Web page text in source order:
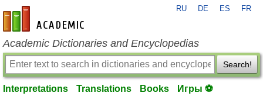
en-academic.com
RU DE ES FR
Academic Dictionaries and Encyclopedias
Search!
Interpretations Translations Books Игры ⚽